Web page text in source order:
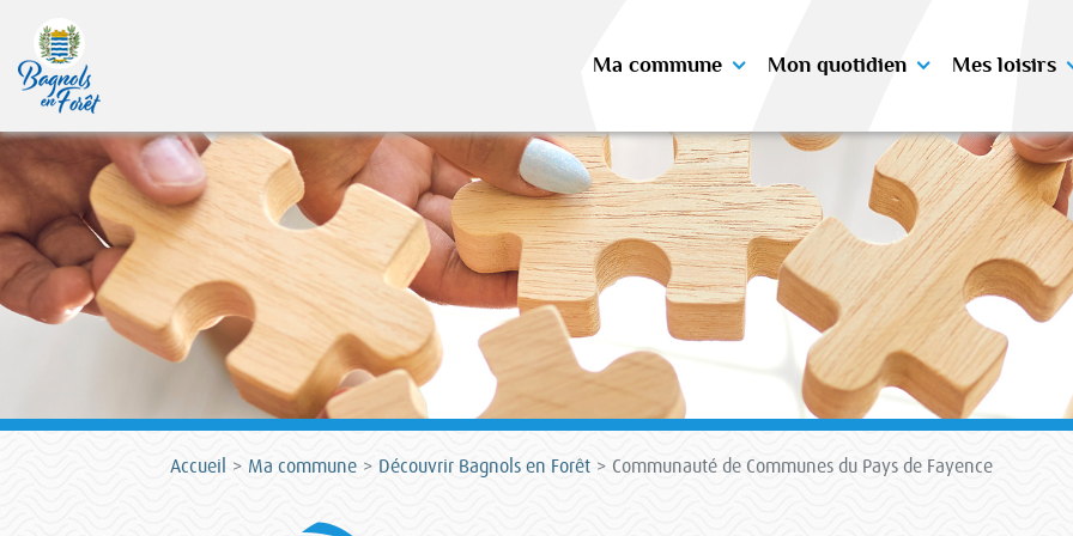
Ma commune Mon quotidien Mes loisirs
Accueil Ma commune Découvrir Bagnols en Forêt Communauté de Communes du Pays de Fayence